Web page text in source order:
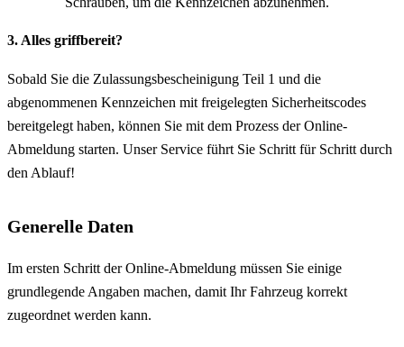
3. Alles griffbereit?
Sobald Sie die Zulassungsbescheinigung Teil 1 und die
abgenommenen Kennzeichen mit freigelegten Sicherheitscodes
bereitgelegt haben, können Sie mit dem Prozess der Online-
Abmeldung starten. Unser Service führt Sie Schritt für Schritt durch
den Ablauf!
Generelle Daten
Im ersten Schritt der Online-Abmeldung müssen Sie einige
grundlegende Angaben machen, damit Ihr Fahrzeug korrekt
zugeordnet werden kann.